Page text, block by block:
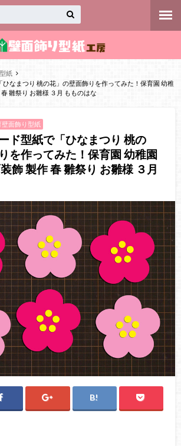
紙
なまつり 桃の花」の壁面飾りを作ってみた！保育園 幼稚
雛祭り お雛様 ３月 もものはな
壁面飾り型紙
ド型紙で「ひなまつり 桃の
を作ってみた！保育園 幼稚園
飾 製作 春 雛祭り お雛様 ３月